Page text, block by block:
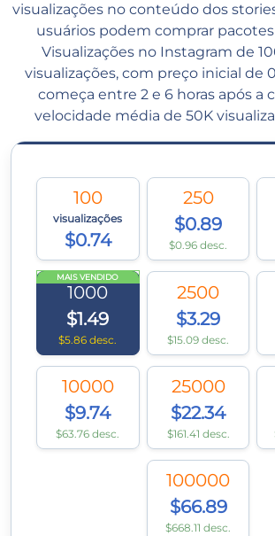
visualizações no conteúdo dos
usuários podem comprar
Visualizações no Instagram de
visualizações, com preço inicial de
começa entre 2 e 6 horas após a
velocidade média de 50K
100
visualizações
$0.74
250
$0.89
$0.96 desc.
MAIS VENDIDO
1000
$1.49
$5.86 desc.
2500
$3.29
$15.09 desc.
10000
$9.74
$63.76 desc.
25000
$22.34
$161.41 desc.
100000
$66.89
$668.11 desc.